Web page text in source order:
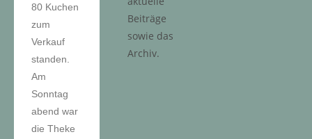
Beiträge
sowie das
Archiv.
80 Kuchen
zum
Verkauf
standen.
Am
Sonntag
abend war
die Theke